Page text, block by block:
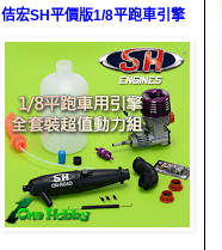
佶宏SH平價版1/8平跑車引擎